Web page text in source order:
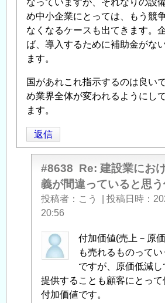
なっていますが、それなりの設
め中小企業にとっては、もう競
なくなるケースも出てきます。
ば、導入するために補助金がな
ます。
国があれこれ指示するのは良い
め業界全体が変われるようにし
ます。
返信
#8638 Re: 建設業にお
義が間違っていると思
投稿者 こう 投稿日時
20:56
虹
製
屋
さ
付加価値(売上－原
も売れるものって
ですが、原価低減
提供することも顧客にとっ
付加価値です。